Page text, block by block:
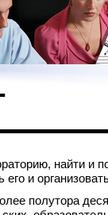
найти и
и
полутора